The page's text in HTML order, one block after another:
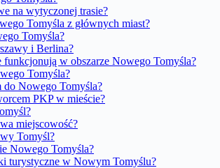
na wytyczonej trasie?
Tomyśla z głównych miast?
Tomyśla?
i Berlina?
w obszarze Nowego Tomyśla?
Tomyśla?
do Nowego Tomyśla?
PKP w mieście?
miejscowość?
Tomyśl?
Nowego Tomyśla?
turystyczne w Nowym Tomyślu?